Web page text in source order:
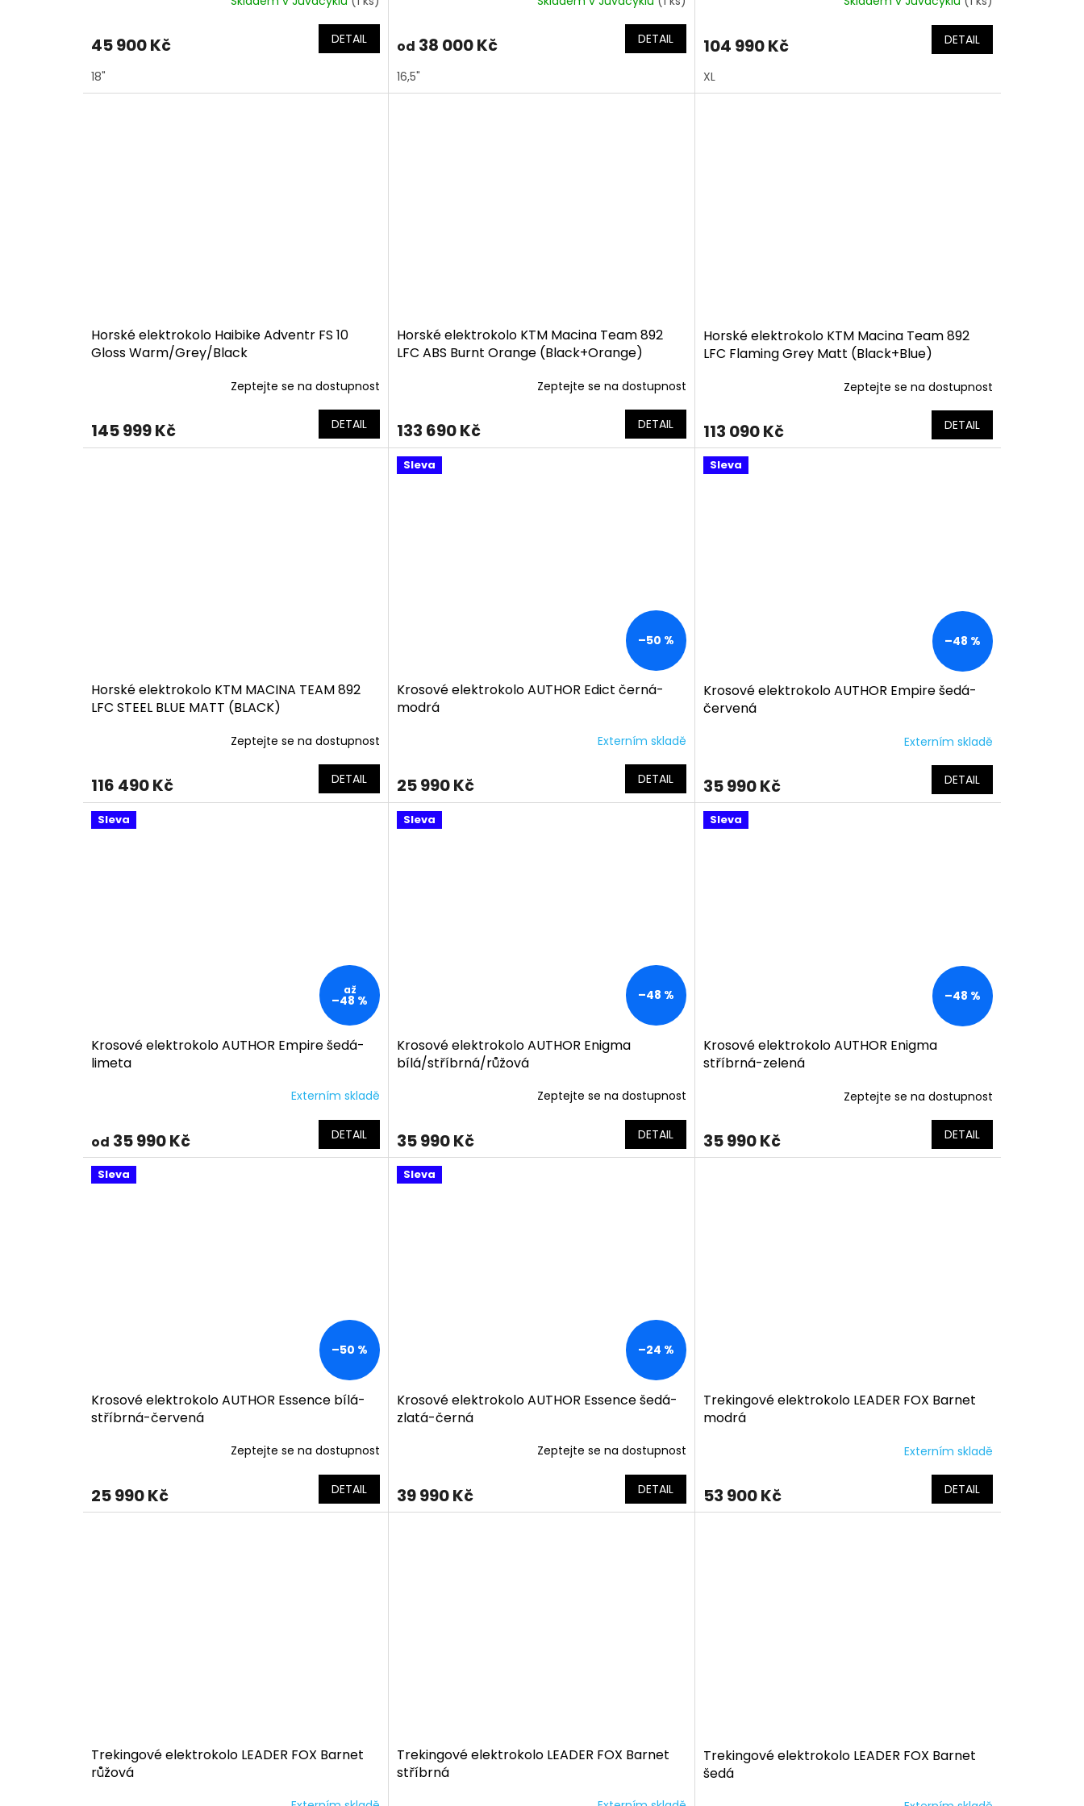
45 900 Kč DETAIL
18"
od 38 000 Kč DETAIL
16,5"
104 990 Kč DETAIL
XL
Horské elektrokolo Haibike Adventr FS 10
Gloss Warm/Grey/Black
Zeptejte se na dostupnost
145 999 Kč DETAIL
Horské elektrokolo KTM Macina Team 892
LFC ABS Burnt Orange (Black+Orange)
Zeptejte se na dostupnost
133 690 Kč DETAIL
Horské elektrokolo KTM Macina Team 892
LFC Flaming Grey Matt (Black+Blue)
Zeptejte se na dostupnost
113 090 Kč DETAIL
Horské elektrokolo KTM MACINA TEAM 892
LFC STEEL BLUE MATT (BLACK)
Zeptejte se na dostupnost
116 490 Kč DETAIL
Sleva
–50 %
Krosové elektrokolo AUTHOR Edict černá-
modrá
Externím skladě
25 990 Kč DETAIL
Sleva
–48 %
Krosové elektrokolo AUTHOR Empire šedá-
červená
Externím skladě
35 990 Kč DETAIL
Sleva
až
–48 %
Krosové elektrokolo AUTHOR Empire šedá-
limeta
Externím skladě
od 35 990 Kč DETAIL
Sleva
–48 %
Krosové elektrokolo AUTHOR Enigma
bílá/stříbrná/růžová
Zeptejte se na dostupnost
35 990 Kč DETAIL
Sleva
–48 %
Krosové elektrokolo AUTHOR Enigma
stříbrná-zelená
Zeptejte se na dostupnost
35 990 Kč DETAIL
Sleva
–50 %
Krosové elektrokolo AUTHOR Essence bílá-
stříbrná-červená
Zeptejte se na dostupnost
25 990 Kč DETAIL
Sleva
–24 %
Krosové elektrokolo AUTHOR Essence šedá-
zlatá-černá
Zeptejte se na dostupnost
39 990 Kč DETAIL
Trekingové elektrokolo LEADER FOX Barnet
modrá
Externím skladě
53 900 Kč DETAIL
Trekingové elektrokolo LEADER FOX Barnet
růžová
Trekingové elektrokolo LEADER FOX Barnet
stříbrná
Trekingové elektrokolo LEADER FOX Barnet
šedá